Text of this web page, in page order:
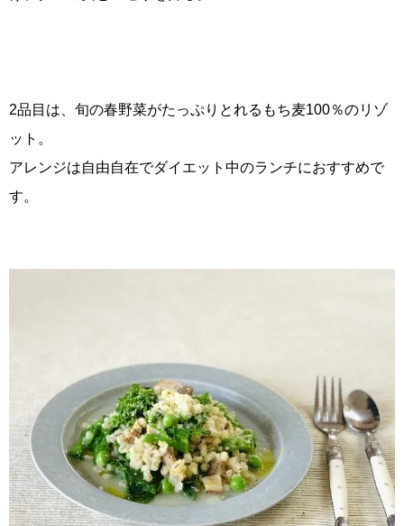
2品目は、旬の春野菜がたっぷりとれるもち麦100％のリゾ
ット。
アレンジは自由自在でダイエット中のランチにおすすめで
す。